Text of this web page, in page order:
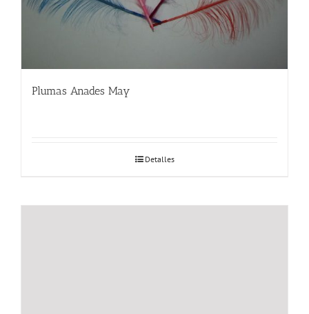
Plumas Anades May
Detalles